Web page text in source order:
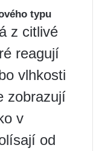
typu
z citlivé
reagují
vlhkosti
zobrazují
v
od